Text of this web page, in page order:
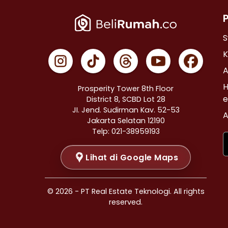
Properti Dijual di Johar Baru >
Properti Dijual di Menteng >
Properti Dijual di Tanah Abang >
Properti Dijual di Kramat >
Properti Dijual di Bendungan Hilir >
Properti Dijual di Jakarta Selatan >
Properti Dijual di Cilandak >
Properti Dijual di Gandaria Selatan >
Properti Dijual di Cipete Selatan >
Properti Dijual di Lenteng Agung >
Properti Dijual di Pondok Pinang >
Properti Dijual di Kebayoran Baru >
Properti Dijual di Mampang Prapatan >
Prosperity Tower 8th Floor
District 8, SCBD Lot 28
JI. Jend. Sudirman Kav. 52-53
Jakarta Selatan 12190
Telp: 021-38959193
Lihat di Google Maps
© 2026 - PT Real Estate Teknologi. All rights
reserved.